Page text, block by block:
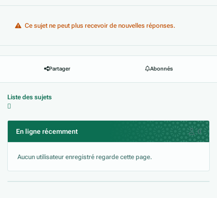
Ce sujet ne peut plus recevoir de nouvelles réponses.
Partager Abonnés
Liste des sujets
En ligne récemment 0
Aucun utilisateur enregistré regarde cette page.